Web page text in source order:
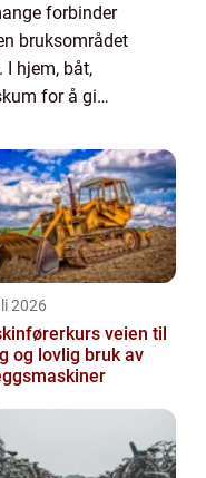
forbinder
bruksområdet
I hjem, båt,
for å gi
levetide...
2026
veien til
og lovlig bruk av